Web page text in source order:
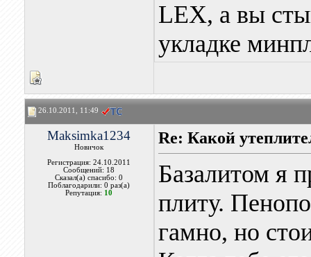
LEX, а вы
укладке
26.10.2011, 11:49
Maksimka1234
Новичок
Регистрация: 24.10.2011
Сообщений: 18
Сказал(а) спасибо: 0
Поблагодарили: 0 раз(а)
Репутация: 10
Re: Какой
Базалитом я
плиту.
гамно, но